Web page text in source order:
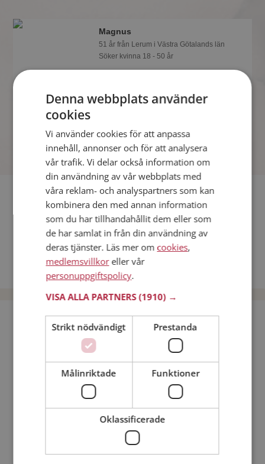
Magnus
51 år från Lerum i Västra Götalands län
Söker kvinna 18 - 50 år
Gillar du att resa? Det kanske Magnus
på det och mängder av andra
spännande fakta.
Fler singlar
Fler singelmän från Lerum:Jr,Johan,Per-Åke
Kvinnor från Lerum
Dejta kvinnor i Sverige
Dejta män i Sverige
Bli medlem utan kostnad!
Min ålder:
Denna webbplats använder
cookies
Vi använder cookies för att anpassa
innehåll, annonser och för att analysera
vår trafik. Vi delar också information om
din användning av vår webbplats med
våra reklam- och analyspartners som kan
kombinera den med annan information
som du har tillhandahållit dem eller som
de har samlat in från din användning av
deras tjänster. Läs mer om cookies,
medlemsvillkoreller vår
personuppgiftspolicy.
VISA ALLA PARTNERS(1910) →
Strikt nödvändigt Prestanda
Målinriktade Funktioner
Oklassificerade